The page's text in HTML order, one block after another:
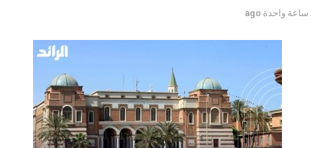
ساعة واحدة ago